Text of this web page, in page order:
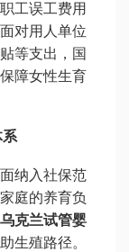
工误工费用
对用人单位
等支出，国
障女性生育
系
纳入社保范
庭的养育负
乌克兰试管婴
生殖路径。